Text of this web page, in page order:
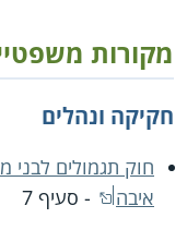
מקורות
חקיקה ונהלים
חוק תגמולים
איבה
- סעיף 7